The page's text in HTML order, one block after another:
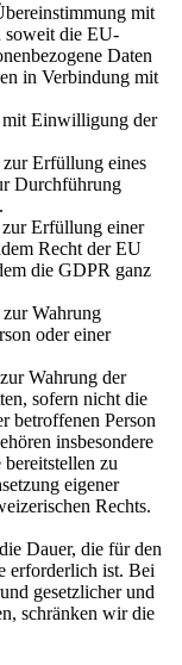
mit
soweit die EU-
Daten
in Verbindung mit
mit Einwilligung der
Erfüllung eines
Durchführung
zur Erfüllung einer
Recht der EU
die GDPR ganz
Wahrung
oder einer
Wahrung der
sofern nicht die
betroffenen Person
insbesondere
bereitstellen zu
eigener
Rechts.
Dauer, die für den
erforderlich ist. Bei
gesetzlicher und
schränken wir die